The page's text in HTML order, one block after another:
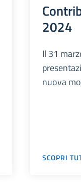
2024
Il 31
nuova
SCOPRI